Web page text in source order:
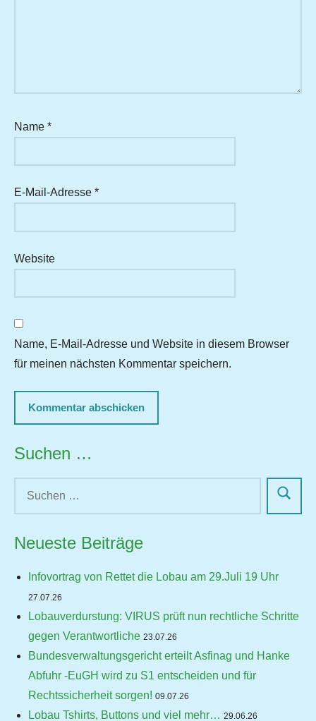
Name *
E-Mail-Adresse *
Website
Name, E-Mail-Adresse und Website in diesem Browser
für meinen nächsten Kommentar speichern.
Suchen …
Neueste Beiträge
Infovortrag von Rettet die Lobau am 29.Juli 19 Uhr
27.07.26
Lobauverdurstung: VIRUS prüft nun rechtliche Schritte
gegen Verantwortliche 23.07.26
Bundesverwaltungsgericht erteilt Asfinag und Hanke
Abfuhr -EuGH wird zu S1 entscheiden und für
Rechtssicherheit sorgen! 09.07.26
Lobau Tshirts, Buttons und viel mehr… 29.06.26